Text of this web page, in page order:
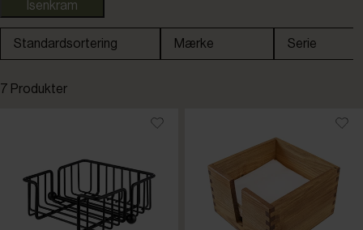
Isenkram
Standardsortering
Højeste pris
Mærke
Stelton
Serie
Urban
7 Produkter